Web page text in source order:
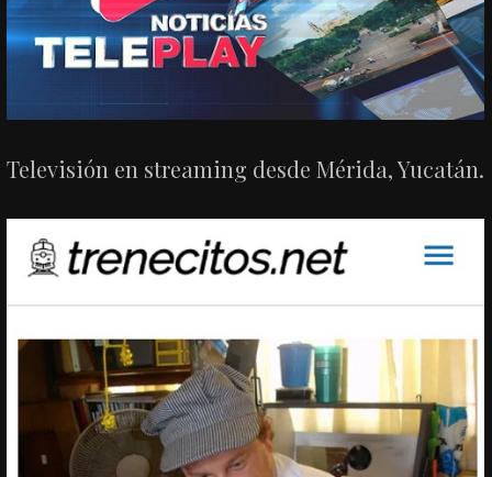
Televisión en streaming desde Mérida, Yucatán.